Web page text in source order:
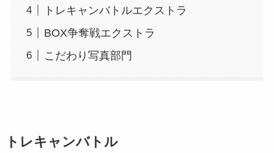
トレキャンバトルエクストラ
BOX争奪戦エクストラ
こだわり写真部門
トレキャンバトル